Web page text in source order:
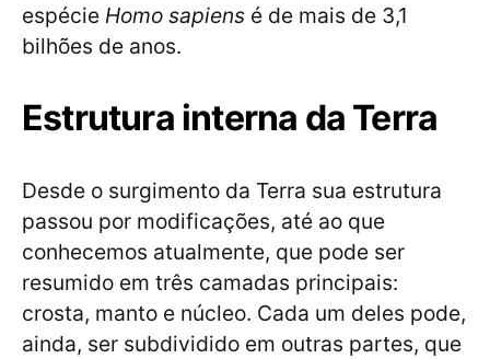
espécie Homo sapiens é de mais de 3,1
bilhões de anos.
Estrutura interna da Terra
Desde o surgimento da Terra sua estrutura
passou por modificações, até ao que
conhecemos atualmente, que pode ser
resumido em três camadas principais:
crosta, manto e núcleo. Cada um deles pode,
ainda, ser subdividido em outras partes, que